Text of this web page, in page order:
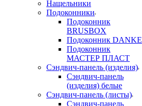
Нащельники
Подоконники
Подоконник
BRUSBOX
Подоконник DANKE
Подоконник
МАСТЕР ПЛАСТ
Сэндвич-панель (изделия)
Сэндвич-панель
(изделия) белые
Сэндвич-панель (листы)
Сэндвич-панель